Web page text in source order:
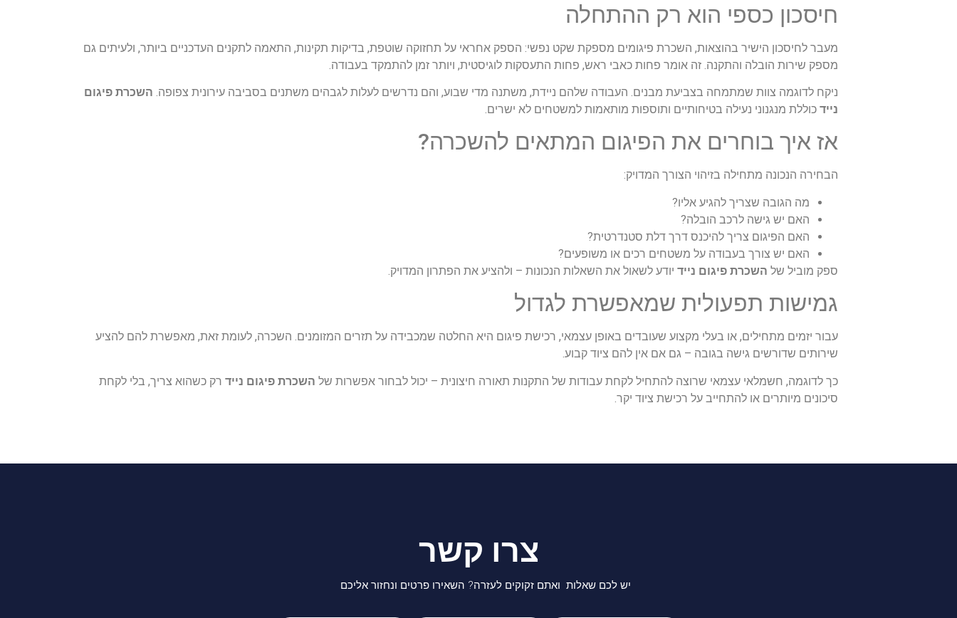
חיסכון כספי הוא רק ההתחלה
מעבר לחיסכון הישיר בהוצאות, השכרת פיגומים מספקת שקט נפשי: הספק אחראי על תחזוקה שוטפת, בדיקות תקינות, התאמה לתקנים העדכניים ביותר, ולעיתים גם
מספק שירות הובלה והתקנה. זה אומר פחות כאבי ראש, פחות התעסקות לוגיסטית, ויותר זמן להתמקד בעבודה.
ניקח לדוגמה צוות שמתמחה בצביעת מבנים. העבודה שלהם ניידת, משתנה מדי שבוע, והם נדרשים לעלות לגבהים משתנים בסביבה עירונית צפופה. השכרת פיגום
נייד כוללת מנגנוני נעילה בטיחותיים ותוספות מותאמות למשטחים לא ישרים.
אז איך בוחרים את הפיגום המתאים להשכרה?
הבחירה הנכונה מתחילה בזיהוי הצורך המדויק:
מה הגובה שצריך להגיע אליו?
האם יש גישה לרכב הובלה?
האם הפיגום צריך להיכנס דרך דלת סטנדרטית?
האם יש צורך בעבודה על משטחים רכים או משופעים?
ספק מוביל של השכרת פיגום נייד יודע לשאול את השאלות הנכונות – ולהציע את הפתרון המדויק.
גמישות תפעולית שמאפשרת לגדול
עבור יזמים מתחילים, או בעלי מקצוע שעובדים באופן עצמאי, רכישת פיגום היא החלטה שמכבידה על תזרים המזומנים. השכרה, לעומת זאת, מאפשרת להם להציע
שירותים שדורשים גישה בגובה – גם אם אין להם ציוד קבוע.
כך לדוגמה, חשמלאי עצמאי שרוצה להתחיל לקחת עבודות של התקנות תאורה חיצונית – יכול לבחור אפשרות של השכרת פיגום נייד רק כשהוא צריך, בלי לקחת
סיכונים מיותרים או להתחייב על רכישת ציוד יקר.
צרו קשר
יש לכם שאלות ואתם זקוקים לעזרה? השאירו פרטים ונחזור אליכם